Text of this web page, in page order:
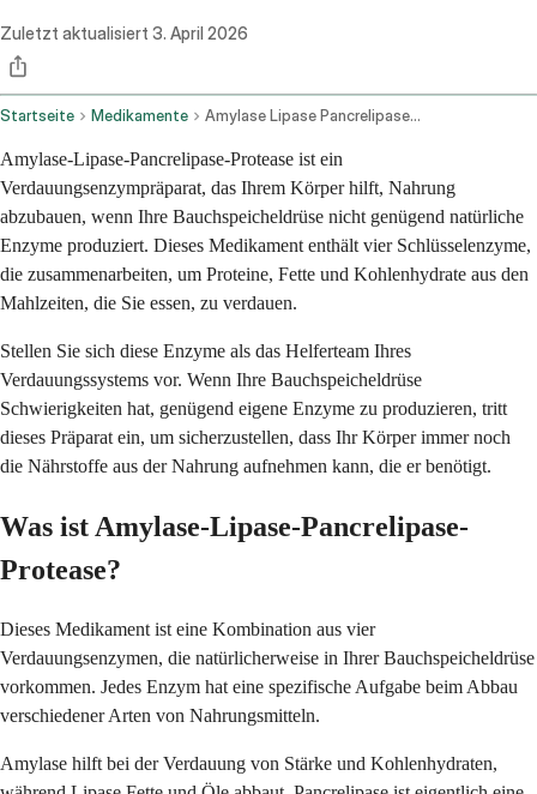
Zuletzt aktualisiert 3. April 2026
Startseite Medikamente Amylase Lipase Pancrelipase Protease Oral Route
Amylase-Lipase-Pancrelipase-Protease ist ein
Verdauungsenzympräparat, das Ihrem Körper hilft, Nahrung
abzubauen, wenn Ihre Bauchspeicheldrüse nicht genügend natürliche
Enzyme produziert. Dieses Medikament enthält vier Schlüsselenzyme,
die zusammenarbeiten, um Proteine, Fette und Kohlenhydrate aus den
Mahlzeiten, die Sie essen, zu verdauen.
Stellen Sie sich diese Enzyme als das Helferteam Ihres
Verdauungssystems vor. Wenn Ihre Bauchspeicheldrüse
Schwierigkeiten hat, genügend eigene Enzyme zu produzieren, tritt
dieses Präparat ein, um sicherzustellen, dass Ihr Körper immer noch
die Nährstoffe aus der Nahrung aufnehmen kann, die er benötigt.
Was ist Amylase-Lipase-Pancrelipase-
Protease?
Dieses Medikament ist eine Kombination aus vier
Verdauungsenzymen, die natürlicherweise in Ihrer Bauchspeicheldrüse
vorkommen. Jedes Enzym hat eine spezifische Aufgabe beim Abbau
verschiedener Arten von Nahrungsmitteln.
Amylase hilft bei der Verdauung von Stärke und Kohlenhydraten,